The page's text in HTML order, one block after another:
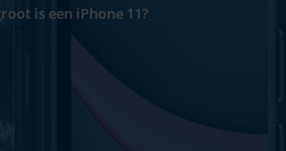
is een iPhone 11?